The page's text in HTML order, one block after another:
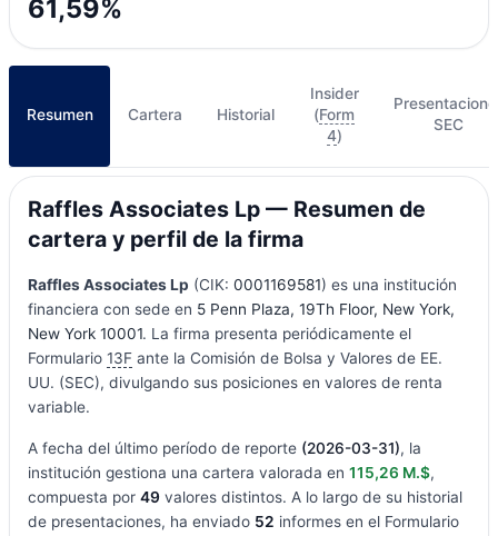
61,59%
Resumen Cartera Historial
Insider
(Form
4)
SEC
Raffles Associates Lp — Resumen de
cartera y perfil de la firma
Raffles Associates Lp (CIK: 0001169581) es una institución
financiera con sede en 5 Penn Plaza, 19Th Floor, New York,
New York 10001. La firma presenta periódicamente el
Formulario 13Fante la Comisión de Bolsa y Valores de EE.
UU. (SEC), divulgando sus posiciones en valores de renta
variable.
A fecha del último período de reporte (2026-03-31), la
institución gestiona una cartera valorada en 115,26 M.$,
compuesta por 49valores distintos. A lo largo de su historial
de presentaciones, ha enviado 52 informes en el Formulario